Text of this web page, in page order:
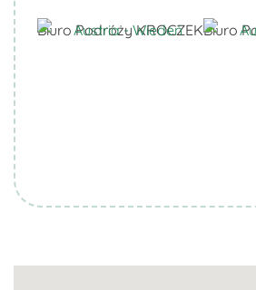
Biuro Podróży KROCZEKBiuro